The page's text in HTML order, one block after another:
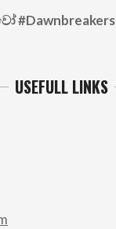
USEFULL LINKS